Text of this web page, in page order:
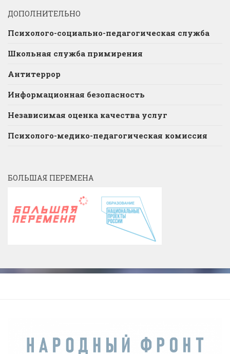
ДОПОЛНИТЕЛЬНО
Психолого-социально-педагогическая служба
Школьная служба примирения
Антитеррор
Информационная безопасность
Независимая оценка качества услуг
Психолого-медико-педагогическая комиссия
БОЛЬШАЯ ПЕРЕМЕНА